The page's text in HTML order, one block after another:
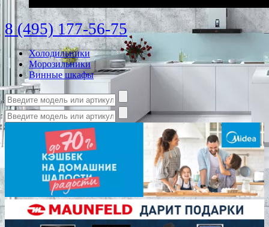
8 (495) 177-56-75
Холодильники
Морозильники
Винные шкафы